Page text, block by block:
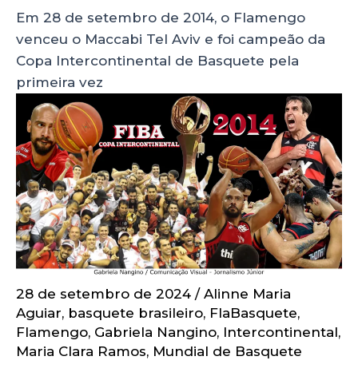
Em 28 de setembro de 2014, o Flamengo
venceu o Maccabi Tel Aviv e foi campeão da
Copa Intercontinental de Basquete pela
primeira vez
28 de setembro de 2024 / Alinne Maria
Aguiar, basquete brasileiro, FlaBasquete,
Flamengo, Gabriela Nangino, Intercontinental,
Maria Clara Ramos, Mundial de Basquete